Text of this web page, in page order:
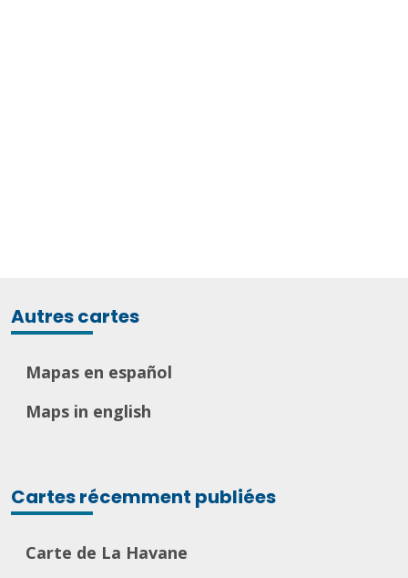
Autres cartes
Mapas en español
Maps in english
Cartes récemment publiées
Carte de La Havane